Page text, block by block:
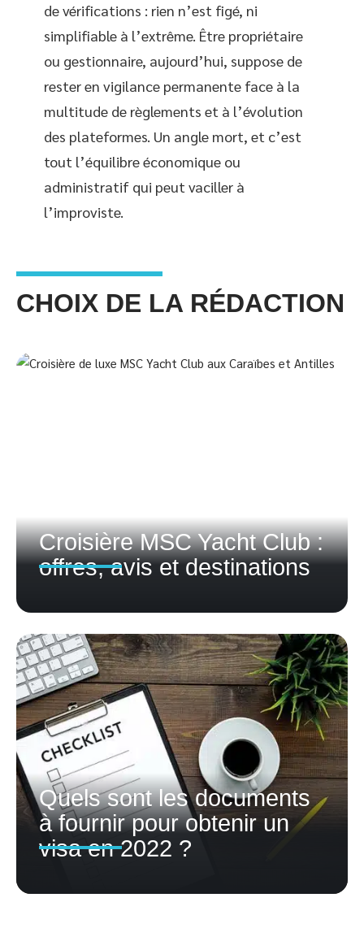
de vérifications : rien n’est figé, ni
simplifiable à l’extrême. Être propriétaire
ou gestionnaire, aujourd’hui, suppose de
rester en vigilance permanente face à la
multitude de règlements et à l’évolution
des plateformes. Un angle mort, et c’est
tout l’équilibre économique ou
administratif qui peut vaciller à
l’improviste.
CHOIX DE LA RÉDACTION
Croisière MSC Yacht Club :
offres, avis et destinations
Quels sont les documents
à fournir pour obtenir un
visa en 2022 ?